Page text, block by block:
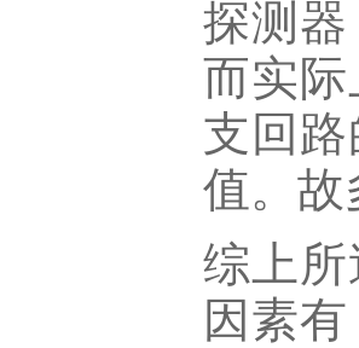
探测
而实
支回
值。故
综上
因素